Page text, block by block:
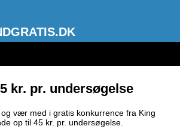
kr. pr. undersøgelse
vær med i gratis konkurrence fra King
op til 45 kr. pr. undersøgelse.